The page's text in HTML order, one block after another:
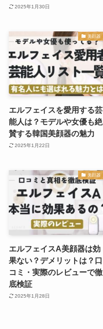
2025年1月30日
美顔器
エルフェイスを愛用する芸
能人は？モデルや女優も絶
賛する韓国美顔器の魅力
2025年1月22日
美顔器
エルフェイスA美顔器は効
果ない？デメリットは？口
コミ・実際のレビューで徹
底検証
2025年1月28日